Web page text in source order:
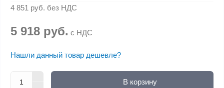
4 851 руб. без НДС
5 918 руб. с НДС
Нашли данный товар дешевле?
В корзину